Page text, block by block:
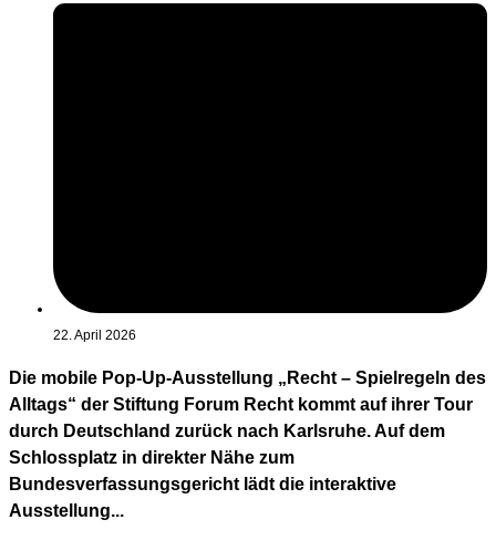
22. April 2026
Die mobile Pop-Up-Ausstellung „Recht – Spielregeln des
Alltags“ der Stiftung Forum Recht kommt auf ihrer Tour
durch Deutschland zurück nach Karlsruhe. Auf dem
Schlossplatz in direkter Nähe zum
Bundesverfassungsgericht lädt die interaktive
Ausstellung...